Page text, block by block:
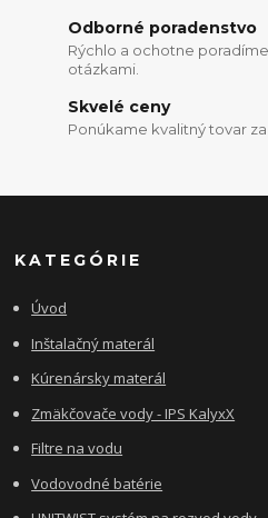
Odborné poradenstvo
Rýchlo a ochotne
otázkami.
Skvelé ceny
Ponúkame kvalitný tovar
KATEGÓRIE
Úvod
Inštalačný materál
Kúrenársky materál
Zmäkčovače vody - IPS KalyxX
Filtre na vodu
Vodovodné batérie